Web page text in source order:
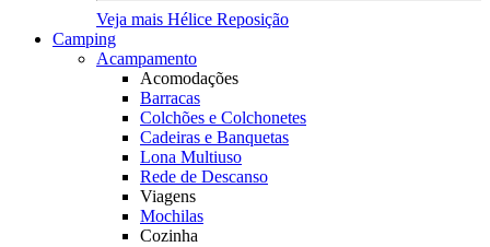
Veja mais Hélice Reposição
Camping
Acampamento
Acomodações
Barracas
Colchões e Colchonetes
Cadeiras e Banquetas
Lona Multiuso
Rede de Descanso
Viagens
Mochilas
Cozinha